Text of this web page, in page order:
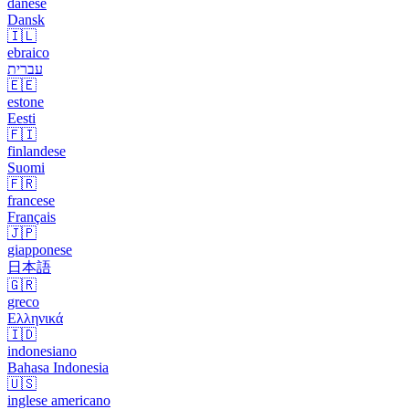
Dansk
🇮🇱
ebraico
עברית
🇪🇪
estone
Eesti
🇫🇮
finlandese
Suomi
🇫🇷
francese
Français
🇯🇵
giapponese
日本語
🇬🇷
greco
Ελληνικά
🇮🇩
indonesiano
Bahasa Indonesia
🇺🇸
inglese americano